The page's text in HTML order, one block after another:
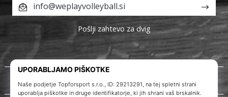
O nas
info@weplayvolleyball.si
Pošlji zahtevo za dvig